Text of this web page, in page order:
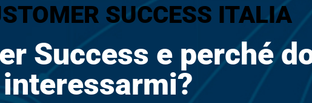
SUCCESS ITALIA
Success e perché
interessarmi?